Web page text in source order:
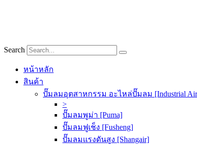
Search
หน้าหลัก
สินค้า
ปั๊มลมอุตสาหกรรม อะไหล่ปั๊มลม [Industrial Air
>
ปั๊มลมพูม่า [Puma]
ปั๊มลมฟูเช็ง [Fusheng]
ปั๊มลมแรงดันสูง [Shangair]